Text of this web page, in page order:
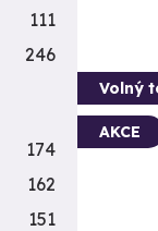
Volný
AKCE
111
246
174
162
151